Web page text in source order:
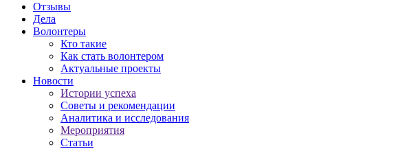
Отзывы
Дела
Волонтеры
Кто такие
Как стать волонтером
Актуальные проекты
Новости
Истории успеха
Советы и рекомендации
Аналитика и исследования
Мероприятия
Статьи